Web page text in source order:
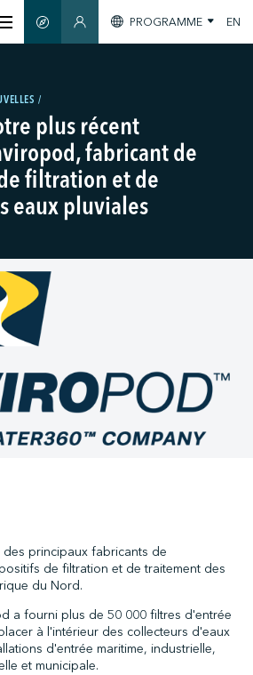
GUIDE INTELLIGENT
SECTION MEMBRES
PROGRAMME EN
plus récent
fabricant de
filtration et de
eaux pluviales
principaux fabricants de
de filtration et de traitement des
du Nord.
a fourni plus de 50 000 filtres d'entrée
à l'intérieur des collecteurs d'eaux
d'entrée maritime, industrielle,
et municipale.